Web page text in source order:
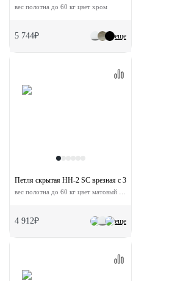
еще
вес полотна до 60 кг цвет хром
5 744₽
еще
Петля скрытая HH-2 SC врезная с 3D-регулировкой
4 912₽